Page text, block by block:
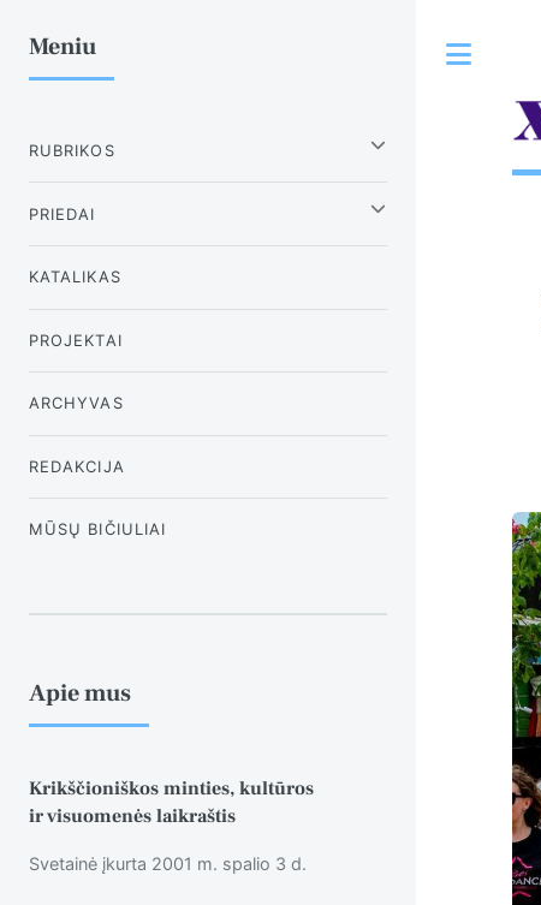
Meniu
RUBRIKOS
PRIEDAI
KATALIKAS
PROJEKTAI
ARCHYVAS
REDAKCIJA
MŪSŲ BIČIULIAI
Apie mus
Krikščioniškos minties, kultūros
ir visuomenės laikraštis
Svetainė įkurta 2001 m. spalio 3 d.